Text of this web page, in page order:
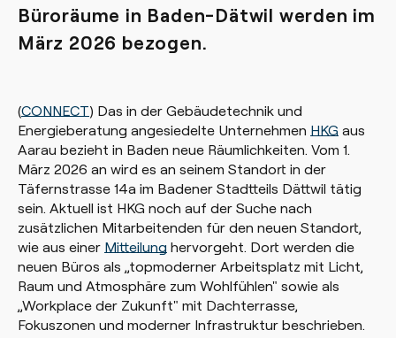
Büroräume in Baden-Dätwil werden im
März 2026 bezogen.
(CONNECT) Das in der Gebäudetechnik und
Energieberatung angesiedelte Unternehmen HKG aus
Aarau bezieht in Baden neue Räumlichkeiten. Vom 1.
März 2026 an wird es an seinem Standort in der
Täfernstrasse 14a im Badener Stadtteils Dättwil tätig
sein. Aktuell ist HKG noch auf der Suche nach
zusätzlichen Mitarbeitenden für den neuen Standort,
wie aus einer Mitteilung hervorgeht. Dort werden die
neuen Büros als „topmoderner Arbeitsplatz mit Licht,
Raum und Atmosphäre zum Wohlfühlen" sowie als
„Workplace der Zukunft" mit Dachterrasse,
Fokuszonen und moderner Infrastruktur beschrieben.